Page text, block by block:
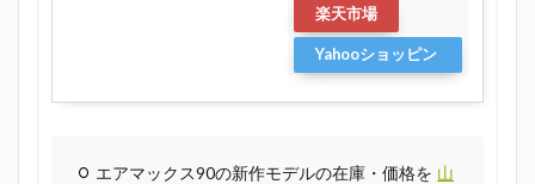
楽天市場
Yahooショッピン
エアマックス90の新作モデルの在庫・価格を 山